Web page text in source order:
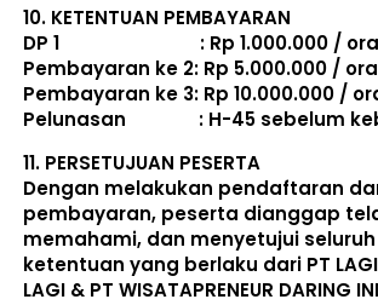
10. KETENTUAN PEMBAYARAN
DP 1                             : Rp 1.000.000 /
Pembayaran ke 2: Rp 5.000.000 /
Pembayaran ke 3: Rp 10.000.000 /
Pelunasan               : H-45 sebelum
11. PERSETUJUAN PESERTA
Dengan melakukan pendaftaran
pembayaran, peserta dianggap
memahami, dan menyetujui seluruh
ketentuan yang berlaku dari PT LAGI
LAGI & PT WISATAPRENEUR DARING